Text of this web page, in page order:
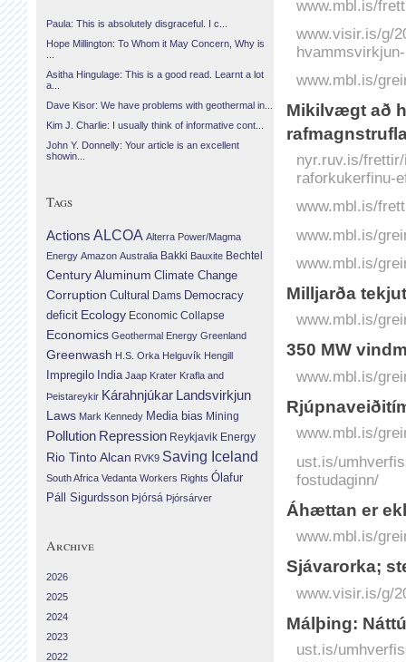
www.mbl.is/
www.visir.is/g/
www.mbl.is/
Mikilvægt að
nyr.ruv.is/
raforkukerfinu-
www.mbl.is/
www.mbl.is/
www.mbl.is/
Milljarða
www.mbl.is/
350 MW
www.mbl.is/
www.mbl.is/
ust.is/
fostudaginn/
Áhættan er
www.mbl.is/
Sjávar­orka;
www.visir.is/g/
Málþing:
ust.is/
Paula: This is absolutely disgraceful. I c...
Hope Millington: To Whom it May Concern, Why is
Asitha Hingulage: This is a good read. Learnt a lot
a...
Dave Kisor: We have problems with geothermal in...
Kim J. Charlie: I usually think of informative cont...
John Y. Donnelly: Your article is an excellent
showin...
Tags
Actions ALCOA Alterra Power/Magma
Energy Amazon Australia Bakki Bauxite Bechtel
Century Aluminum Climate Change
Corruption Cultural Dams Democracy
deficit Ecology Economic Collapse
Economics Geothermal Energy Greenland
Greenwash H.S. Orka Helguvík Hengill
Impregilo India Jaap Krater Krafla and
Þeistareykir Kárahnjúkar Landsvirkjun
Laws Mark Kennedy Media bias Mining
Pollution Repression Reykjavik Energy
Rio Tinto Alcan RVK9 Saving Iceland
South Africa Vedanta Workers Rights Ólafur
Páll Sigurdsson Þjórsá Þjórsárver
Archive
2026
2025
2024
2023
2022